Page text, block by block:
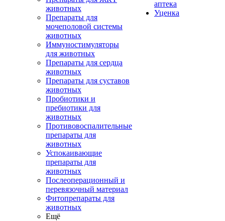
животных
Препараты для
мочеполовой системы
животных
Иммуностимуляторы
для животных
Препараты для сердца
животных
Препараты для суставов
животных
Пробиотики и
пребиотики для
животных
Противовоспалительные
препараты для
животных
Успокаивающие
препараты для
животных
Послеоперационный и
перевязочный материал
Фитопрепараты для
животных
Ещё
аптека
Уценка